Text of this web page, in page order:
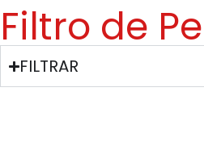
Filtro de
FILTRAR